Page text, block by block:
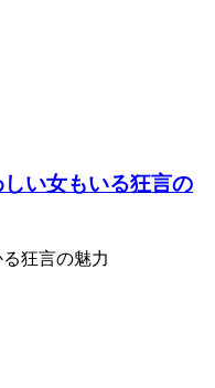
い女もいる狂言の
狂言の魅力